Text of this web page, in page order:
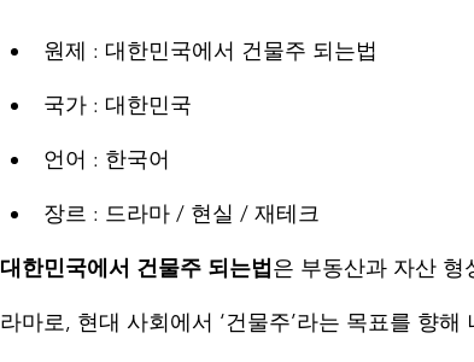
원제 : 대한민국에서 건물주 되는법
국가 : 대한민국
언어 : 한국어
장르 : 드라마 / 현실 / 재테크
대한민국에서 건물주 되는법 은 부동산과 자산
라마로, 현대 사회에서 ‘건물주’라는 목표를 향